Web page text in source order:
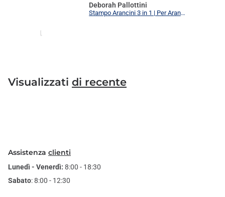
Deborah Pallottini
Stampo Arancini 3 in 1 | Per Arancini, Supplì e Polpette Uniformi | 3 Forme Intercambiabili Food Grade + Ricettario
Visualizzati di recente
Assistenza clienti
Lunedì - Venerdì: 8:00 - 18:30
Sabato: 8:00 - 12:30